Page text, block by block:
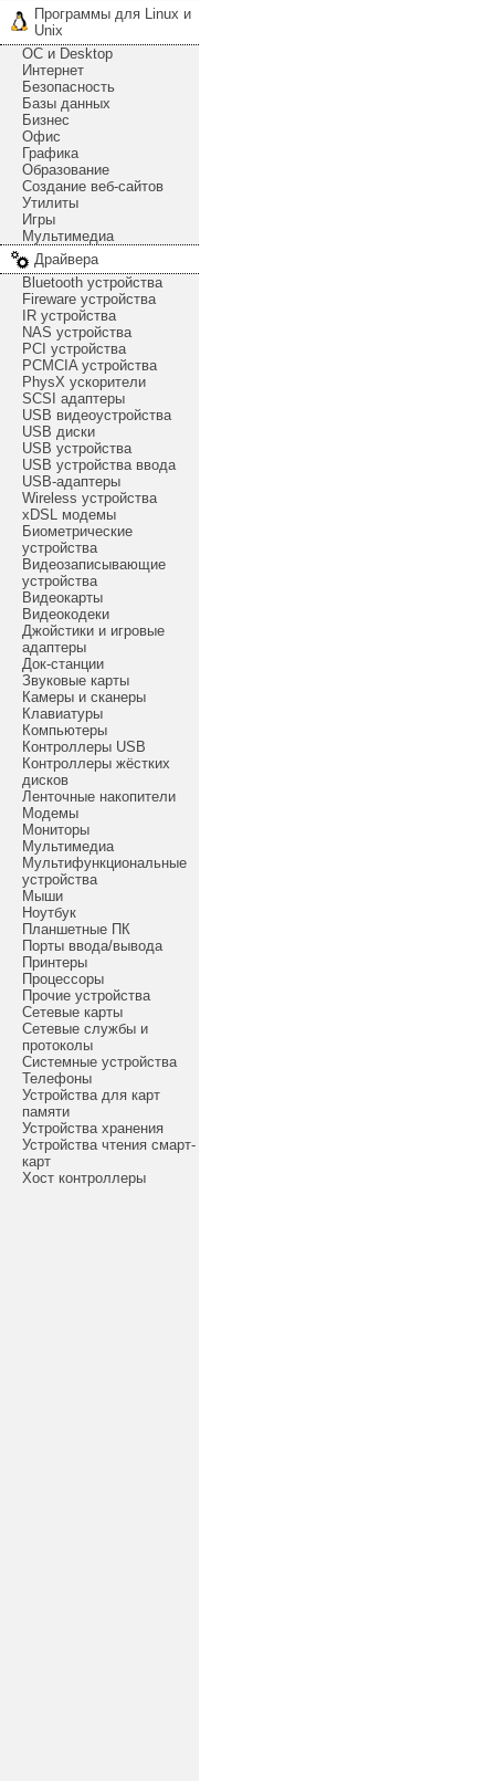
Программы для Linux и
Unix
ОС и Desktop
Интернет
Безопасность
Базы данных
Бизнес
Офис
Графика
Образование
Создание веб-сайтов
Утилиты
Игры
Мультимедиа
Драйвера
Bluetooth устройства
Fireware устройства
IR устройства
NAS устройства
PCI устройства
PCMCIA устройства
PhysX ускорители
SCSI адаптеры
USB видеоустройства
USB диски
USB устройства
USB устройства ввода
USB-адаптеры
Wireless устройства
xDSL модемы
Биометрические
устройства
Видеозаписывающие
устройства
Видеокарты
Видеокодеки
Джойстики и игровые
адаптеры
Док-станции
Звуковые карты
Камеры и сканеры
Клавиатуры
Компьютеры
Контроллеры USB
Контроллеры жёстких
дисков
Ленточные накопители
Модемы
Мониторы
Мультимедиа
Мультифункциональные
устройства
Мыши
Ноутбук
Планшетные ПК
Порты ввода/вывода
Принтеры
Процессоры
Прочие устройства
Сетевые карты
Сетевые службы и
протоколы
Системные устройства
Телефоны
Устройства для карт
памяти
Устройства хранения
Устройства чтения смарт-
карт
Хост контроллеры